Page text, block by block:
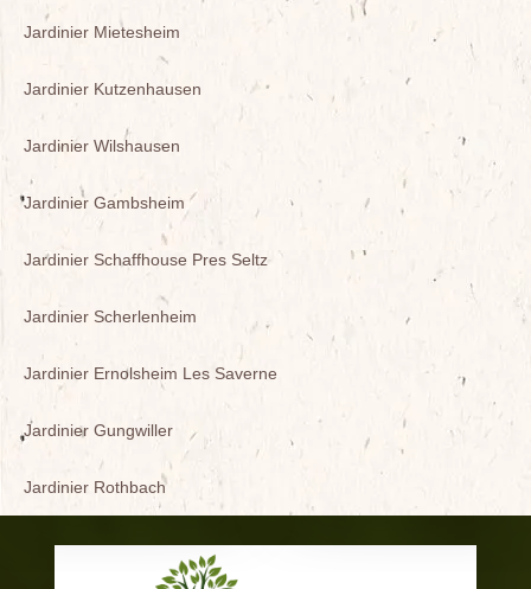
Jardinier Mietesheim
Jardinier Kutzenhausen
Jardinier Wilshausen
Jardinier Gambsheim
Jardinier Schaffhouse Pres Seltz
Jardinier Scherlenheim
Jardinier Ernolsheim Les Saverne
Jardinier Gungwiller
Jardinier Rothbach